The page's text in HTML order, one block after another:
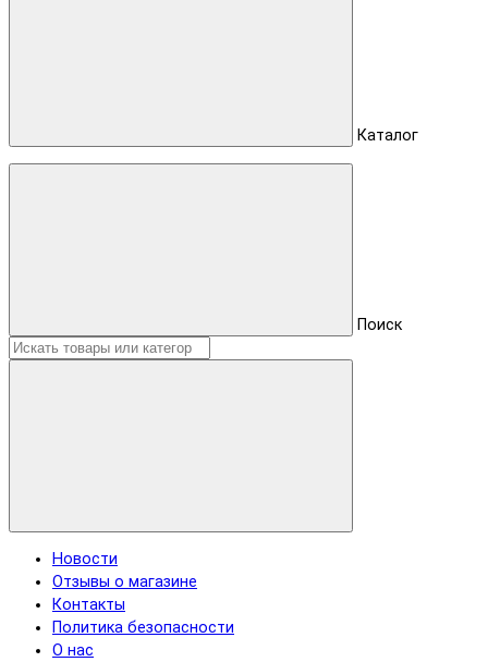
Каталог
Поиск
Новости
Отзывы о магазине
Контакты
Политика безопасности
О нас